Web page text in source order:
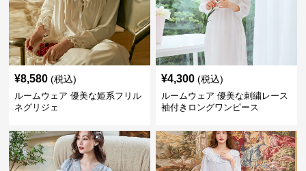
¥8,580 (税込)
ルームウェア 優美な姫系フリル
ネグリジェ
¥4,300 (税込)
ルームウェア 優美な刺繍レース
袖付きロングワンピース